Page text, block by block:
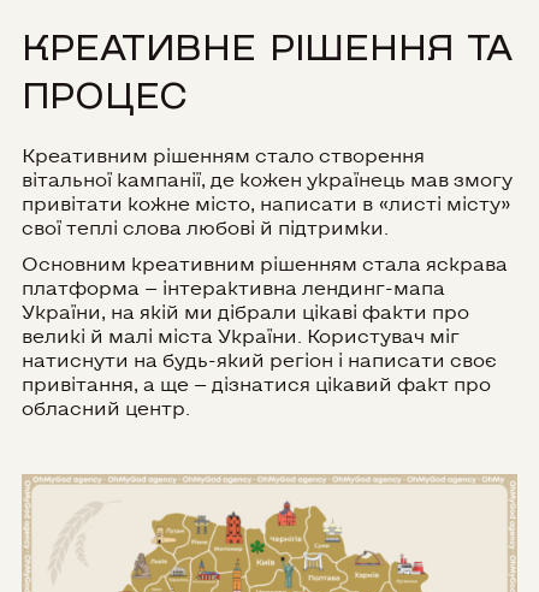
КРЕАТИВНЕ РІШЕННЯ ТА
ПРОЦЕС
Креативним рішенням стало створення
вітальної кампанії, де кожен українець мав змогу
привітати кожне місто, написати в «листі місту»
свої теплі слова любові й підтримки.
Основним креативним рішенням стала яскрава
платформа — інтерактивна лендинг-мапа
України, на якій ми дібрали цікаві факти про
великі й малі міста України. Користувач міг
натиснути на будь-який регіон і написати своє
привітання, а ще — дізнатися цікавий факт про
обласний центр.